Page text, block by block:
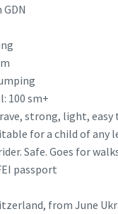
100 sm+
strong, light,
for a child of any
Safe. Goes for
passport
from June